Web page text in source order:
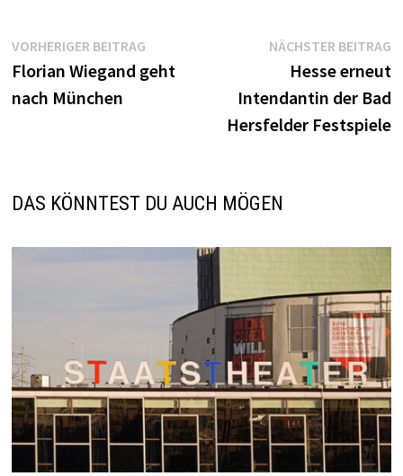
Beitragsnavigation
VORHERIGER BEITRAG
Beitrag:
Florian Wiegand geht
nach München
NÄCHSTER BEITRAG
Hesse erneut
Intendantin der Bad
Hersfelder Festspiele
DAS KÖNNTEST DU AUCH MÖGEN